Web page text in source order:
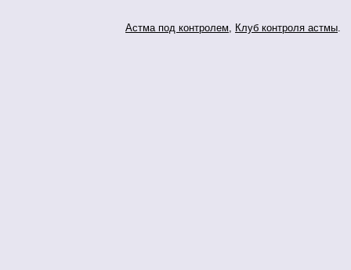
Астма под контролем, Клуб контроля астмы.